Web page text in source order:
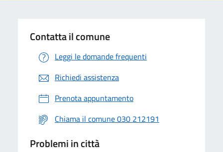
Contatta il comune
Leggi le domande frequenti
Richiedi assistenza
Prenota appuntamento
Chiama il comune 030 212191
Problemi in città